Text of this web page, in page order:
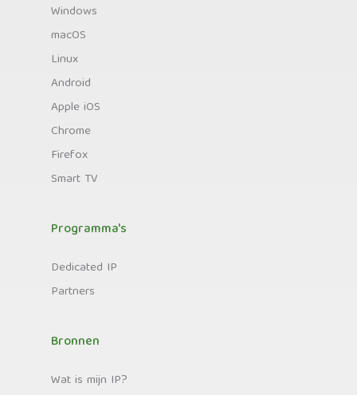
Windows
macOS
Linux
Android
Apple iOS
Chrome
Firefox
Smart TV
Programma's
Dedicated IP
Partners
Bronnen
Wat is mijn IP?